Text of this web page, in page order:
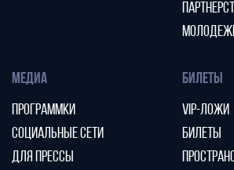
МЕДИА
ПРОГРАММКИ
СОЦИАЛЬНЫЕ СЕТИ
ДЛЯ ПРЕССЫ
БИЛЕТЫ
VIP-ЛОЖИ
БИЛЕТЫ